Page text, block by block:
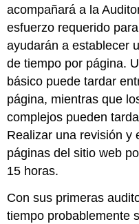
acompañará a la
esfuerzo requerido
ayudarán a establecer
de tiempo por página.
básico puede tardar
página, mientras que
complejos pueden
Realizar una revisión y
páginas del sitio web
15 horas.
Con sus primeras
tiempo probablemente